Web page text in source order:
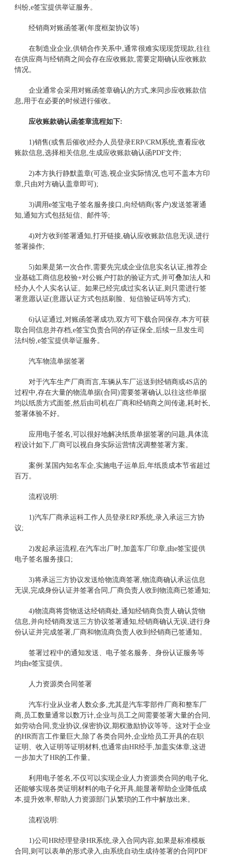
纠纷,e签宝提供举证服务。
经销商对账函签署(年度框架协议等)
在制造业企业,供销合作关系中,通常很难实现现货现款,往往
在供应商与经销商之间会存在应收账款,需要定期确认应收账款
情况。
企业通常会采用对账函签章确认的方式,来同步应收账款信
息,用于在必要的时候进行催收。
应收账款确认函签章流程如下:
1)销售(或售后催收)经办人员登录ERP/CRM系统,查看应收
账款信息,选择相关信息,生成应收账款确认函PDF文件;
2)本方执行静默盖章(可选,视企业实际情况,也可不盖本方印
章,只由对方确认盖章即可);
3)调用e签宝电子签名服务接口,向经销商(客户)发送签署通
知,通知方式包括短信、邮件等;
4)对方收到签署通知,打开链接,确认应收账款信息无误,进行
签署操作;
5)如果是第一次合作,需要先完成企业信息实名认证,推荐企
业基础工商信息校验+对公账户打款的验证方式,并可叠加法人和
经办人个人实名认证。如果已经完成过实名认证,则只需进行签
署意愿认证(意愿认证方式包括刷脸、短信验证码等方式);
6)认证通过,对账函签署成功,双方可下载合同保存,本方可获
取合同信息并存档,e签宝负责合同的存证保全,后续一旦发生司
法纠纷,e签宝提供举证服务。
汽车物流单据签署
对于汽车生产厂商而言,车辆从车厂运送到经销商或4S店的
过程中,存在大量的物流单据(合同)需要签署确认,以往这些单据
均以纸质方式面签,然后由司机在厂商和经销商之间传递,耗时长,
签署体验不好。
应用电子签名,可以很好地解决纸质单据签署的问题,具体流
程设计如下,厂商可以视自身实际运营情况调整签署方案。
案例:某国内知名车企,实施电子运单后,年纸质成本节省超过
百万。
流程说明:
1)汽车厂商承运科工作人员登录ERP系统,录入承运三方协
议;
2)发起承运流程,在汽车出厂时,加盖车厂印章,由e签宝提供
电子签名服务接口;
3)将承运三方协议发送给物流商签署,物流商确认承运信息
无误,完成身份认证并签署合同,厂商负责人收到物流商已签通知;
4)物流商将货物送达经销商处,通知经销商负责人确认货物
信息,并向经销商发送三方协议签署通知,经销商确认无误,进行身
份认证并完成签署,厂商和物流商负责人收到经销商已签通知。
签署过程中的通知发送、电子签名服务、身份认证服务等
均由e签宝提供。
人力资源类合同签署
汽车行业从业者人数众多,尤其是汽车零部件厂商和整车厂
商,员工数量通常以数万计,企业与员工之间需要签署大量的合同,
如劳动合同,竞业协议,保密协议,期权激励协议等等。这对于企业
的HR而言工作量巨大,除了各类合同外,企业给员工开具的在职
证明、收入证明等证明材料,也通常由HR经手,加盖实体章,这进
一步加大了HR的工作量。
利用电子签名,不仅可以实现企业人力资源类合同的电子化,
还能够实现各类证明材料的电子化开具,能显著帮助企业降低成
本,提升效率,帮助人力资源部门从繁琐的工作中解放出来。
流程说明:
1)公司HR经理登录HR系统,录入合同内容,如果是标准模板
合同,则可以表单的形式录入,由系统自动生成待签署的合同PDF